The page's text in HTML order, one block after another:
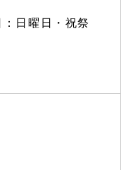
日曜日・祝祭